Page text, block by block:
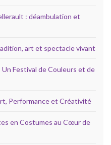
: déambulation et
art et spectacle vivant
Festival de Couleurs et de
Performance et Créativité
en Costumes au Cœur de